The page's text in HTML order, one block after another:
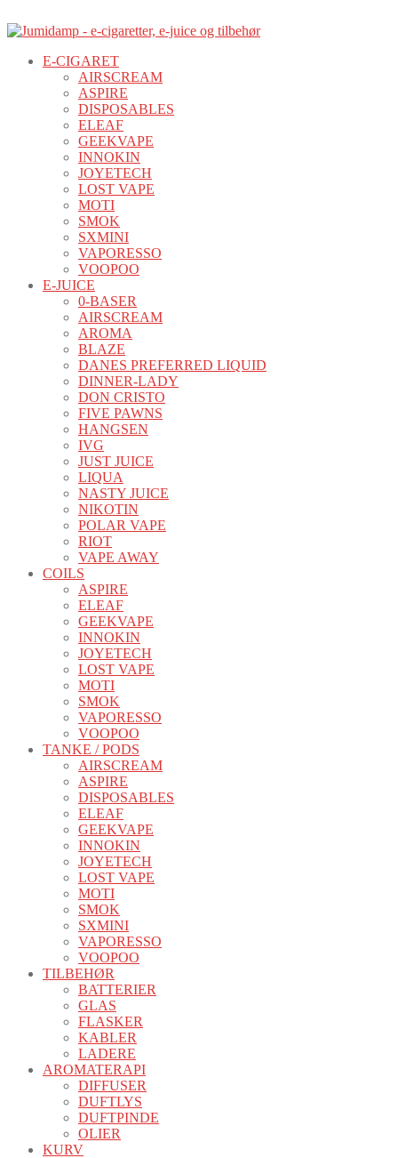
E-CIGARET
AIRSCREAM
ASPIRE
DISPOSABLES
ELEAF
GEEKVAPE
INNOKIN
JOYETECH
LOST VAPE
MOTI
SMOK
SXMINI
VAPORESSO
VOOPOO
E-JUICE
0-BASER
AIRSCREAM
AROMA
BLAZE
DANES PREFERRED LIQUID
DINNER-LADY
DON CRISTO
FIVE PAWNS
HANGSEN
IVG
JUST JUICE
LIQUA
NASTY JUICE
NIKOTIN
POLAR VAPE
RIOT
VAPE AWAY
COILS
ASPIRE
ELEAF
GEEKVAPE
INNOKIN
JOYETECH
LOST VAPE
MOTI
SMOK
VAPORESSO
VOOPOO
TANKE / PODS
AIRSCREAM
ASPIRE
DISPOSABLES
ELEAF
GEEKVAPE
INNOKIN
JOYETECH
LOST VAPE
MOTI
SMOK
SXMINI
VAPORESSO
VOOPOO
TILBEHØR
BATTERIER
GLAS
FLASKER
KABLER
LADERE
AROMATERAPI
DIFFUSER
DUFTLYS
DUFTPINDE
OLIER
KURV